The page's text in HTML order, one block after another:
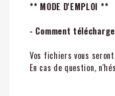
** MODE D'EMPLOI **
- Comment
Vos fichiers vous
En cas de question,